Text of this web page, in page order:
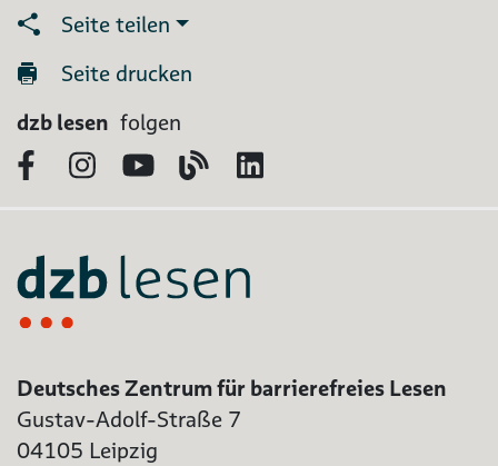
Seite teilen
Seite drucken
dzb lesen folgen
FacebookInstagram
YouTubeBlog
Deutsches Zentrum für barrierefreies Lesen
Gustav-Adolf-Straße 7
04105 Leipzig